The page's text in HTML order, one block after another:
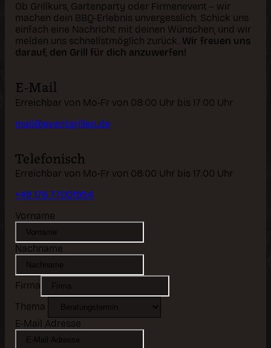
Ob Grillkurs, Gartenparty oder Firmenevent – wir
machen dein BBQ-Erlebnis unvergesslich. Schick uns
einfach eine Nachricht mit deinen Wünschen, und wir
melden uns schnellstmöglich zurück. Wir freuen uns
darauf, den Grill für dich anzuwerfen!
E-Mail
Erreichbar von Mo-Fr von 08:00 Uhr bis 17:00 Uhr
mail@eventgrillen.de
Telefonisch
Erreichbar von Mo-Fr von 08:00 Uhr bis 17:00 Uhr
+49 176 77001954
Vorname
Nachname
Firma
Thema
E-Mail Adresse